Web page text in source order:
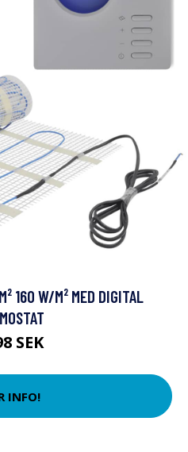
160 W/M² MED DIGITAL
SEK
INFO!